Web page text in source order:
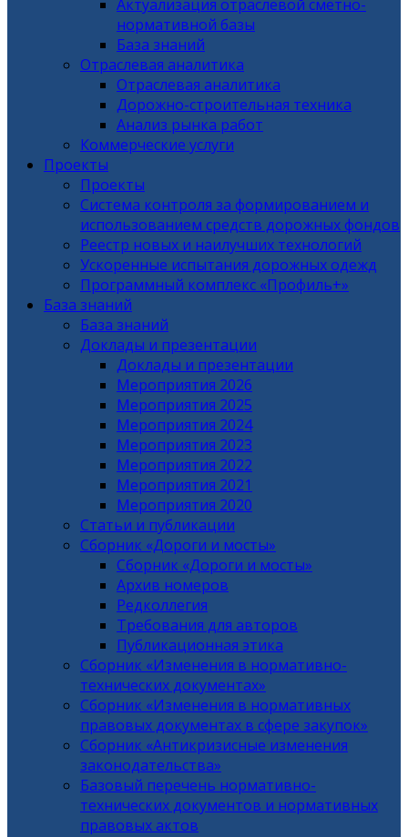
Актуализация отраслевой сметно-
нормативной базы
База знаний
Отраслевая аналитика
Отраслевая аналитика
Дорожно-строительная техника
Анализ рынка работ
Коммерческие услуги
Проекты
Проекты
Система контроля за формированием и
использованием средств дорожных фондов
Реестр новых и наилучших технологий
Ускоренные испытания дорожных одежд
Программный комплекс «Профиль+»
База знаний
База знаний
Доклады и презентации
Доклады и презентации
Мероприятия 2026
Мероприятия 2025
Мероприятия 2024
Мероприятия 2023
Мероприятия 2022
Мероприятия 2021
Мероприятия 2020
Статьи и публикации
Сборник «Дороги и мосты»
Сборник «Дороги и мосты»
Архив номеров
Редколлегия
Требования для авторов
Публикационная этика
Сборник «Изменения в нормативно-
технических документах»
Сборник «Изменения в нормативных
правовых документах в сфере закупок»
Сборник «Антикризисные изменения
законодательства»
Базовый перечень нормативно-
технических документов и нормативных
правовых актов